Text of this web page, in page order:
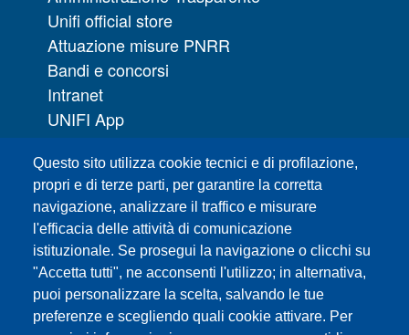
Questo sito utilizza cookie tecnici e di profilazione,
propri e di terze parti, per garantire la corretta
navigazione, analizzare il traffico e misurare
l'efficacia delle attività di comunicazione
istituzionale. Se prosegui la navigazione o clicchi su
"Accetta tutti", ne acconsenti l'utilizzo; in alternativa,
puoi personalizzare la scelta, salvando le tue
preferenze e scegliendo quali cookie attivare. Per
Unifi official store
Attuazione misure PNRR
Bandi e concorsi
Intranet
UNIFI App
URP | Ufficio Relazioni con il Pubblico
Sedi
Mappa del sito
Webmaster e redazione web
Elenco dei siti tematici
Accessibilità